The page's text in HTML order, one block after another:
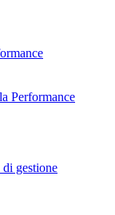
Performance
gestione